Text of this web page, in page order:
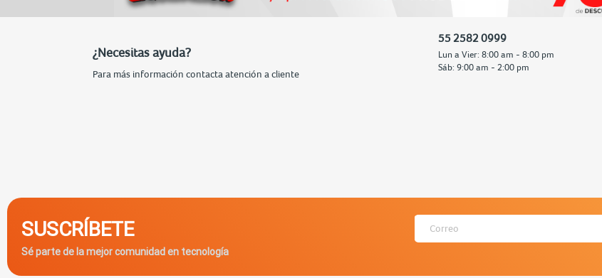
¿Necesitas ayuda?
Para más información contacta atención a cliente
55 2582 0999
Lun a Vier: 8:00 am - 8:00 pm
Sáb: 9:00 am - 2:00 pm
SUSCRÍBETE
Sé parte de la mejor comunidad en tecnología